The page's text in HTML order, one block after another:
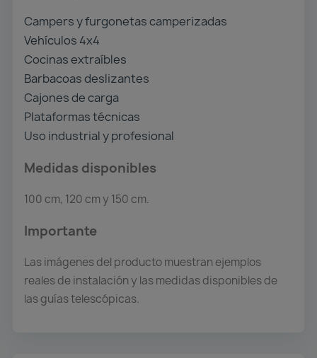
Campers y furgonetas camperizadas
Vehículos 4x4
Cocinas extraíbles
Barbacoas deslizantes
Cajones de carga
Plataformas técnicas
Uso industrial y profesional
Medidas disponibles
100 cm, 120 cm y 150 cm.
Importante
Las imágenes del producto muestran ejemplos
reales de instalación y las medidas disponibles de
las guías telescópicas.